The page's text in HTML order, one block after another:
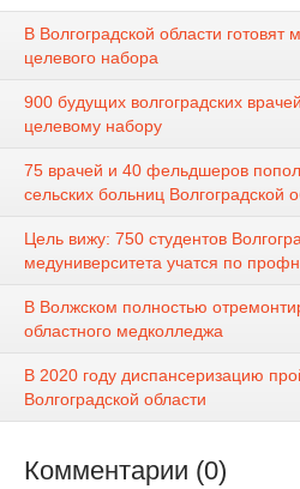
В Волгоградской области
целевого набора
900 будущих волгоградских
целевому набору
75 врачей и 40 фельдшеров
сельских больниц Волгоградской
Цель вижу: 750 студентов
медуниверситета учатся по
В Волжском полностью
областного медколледжа
В 2020 году диспансеризацию
Волгоградской области
Комментарии (0)